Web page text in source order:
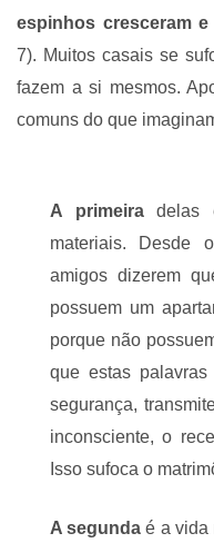
espinhos cresceram
7). Muitos casais se
fazem a si mesmos.
comuns do que
A primeira
delas
materiais. Desde
amigos dizerem
possuem um
porque não
que estas
segurança,
inconsciente, o
Isso sufoca o
A segunda é a vida